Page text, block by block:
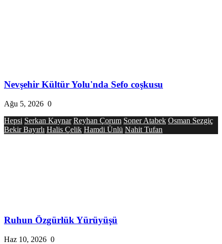
Nevşehir Kültür Yolu'nda Sefo coşkusu
Ağu 5, 2026 0
Hepsi Serkan Kaynar Reyhan Çorum Soner Atabek Osman Sezgiç
Bekir Bayırlı Halis Çelik Hamdi Ünlü Nahit Tufan
Ruhun Özgürlük Yürüyüşü
Haz 10, 2026 0